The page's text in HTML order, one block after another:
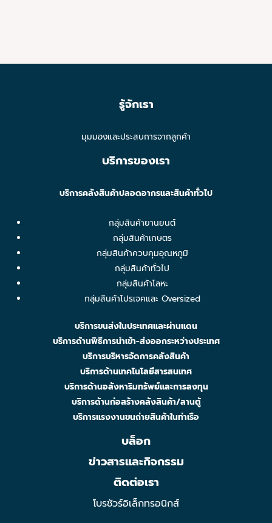
รู้จักเรา
มุมมองและประสบการจากลูกค้า
บริการของเรา
บริการคลังสินค้าปลอดอากรและสินค้าทั่วไป
กลุ่มสินค้ายานยนต์
กลุ่มสินค้าเกษตร
กลุ่มสินค้าควบคุมอุณหภูมิ
กลุ่มสินค้าทั่วไป
กลุ่มสินค้าโลหะ
กลุ่มสินค้าโปรเจคและ Oversized
บริการขนส่งในประเทศและผ่านแดน
บริการด้านพิธีการนำเข้า-ส่งออกระหว่างประเทศ
บริการบริหารจัดการคลังสินค้า
บริการด้านเทคโนโลยีสารสนเทศ
บริการด้านอสังหาริมทรัพย์และการลงทุน
บริการด้านก่อสร้างคลังสินค้า/ลานตู้
บริการแรงงานขนถ่ายสินค้าในท่าเรือ
บล็อก
ข่าวสารและกิจกรรม
ติดต่อเรา
โบรชัวร์อิเล็กทรอนิกส์